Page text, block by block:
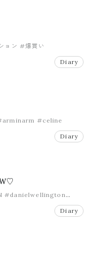
ョン #爆買い
Diary
#celine
Diary
#danielwellington
Diary